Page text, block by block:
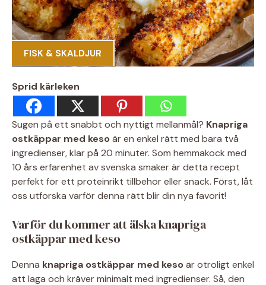
FISK & SKALDJUR
Sprid kärleken
Sugen på ett snabbt och nyttigt mellanmål? Knapriga
ostkäppar med kesoär en enkel rätt med bara två
ingredienser, klar på 20 minuter. Som hemmakock med
10 års erfarenhet av svenska smaker är detta recept
perfekt för ett proteinrikt tillbehör eller snack. Först, låt
oss utforska varför denna rätt blir din nya favorit!
Varför du kommer att älska knapriga
ostkäppar med keso
Denna knapriga ostkäppar med kesoär otroligt enkel
att laga och kräver minimalt med ingredienser. Så, den